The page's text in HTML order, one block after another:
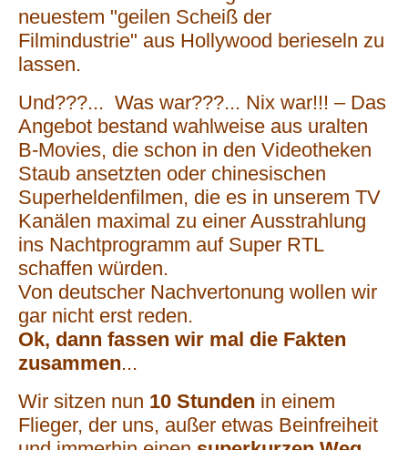
neuestem "geilen Scheiß der
Filmindustrie" aus Hollywood berieseln zu
lassen.
Und???... Was war???... Nix war!!! – Das
Angebot bestand wahlweise aus uralten
B-Movies, die schon in den Videotheken
Staub ansetzten oder chinesischen
Superheldenfilmen, die es in unserem TV
Kanälen maximal zu einer Ausstrahlung
ins Nachtprogramm auf Super RTL
schaffen würden.
Von deutscher Nachvertonung wollen wir
gar nicht erst reden.
Ok, dann fassen wir mal die Fakten
zusammen...
Wir sitzen nun 10 Stunden in einem
Flieger, der uns, außer etwas Beinfreiheit